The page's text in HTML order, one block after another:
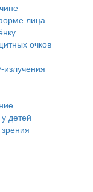
лица
очков
излучения
детей